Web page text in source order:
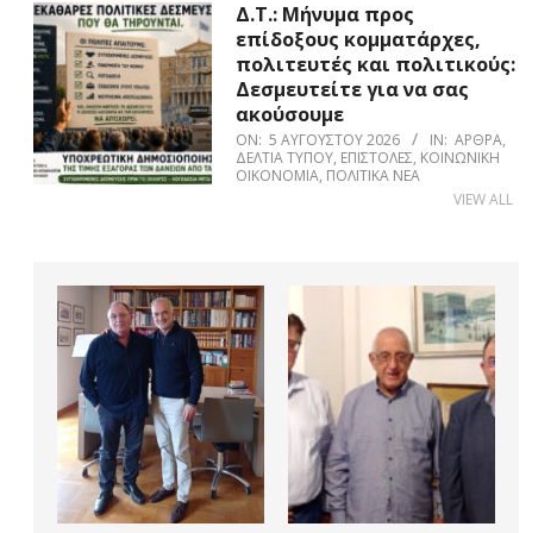
Δ.Τ.: Μήνυμα προς
επίδοξους κομματάρχες,
πολιτευτές και πολιτικούς:
Δεσμευτείτε για να σας
ακούσουμε
ON: 5 ΑΥΓΟΎΣΤΟΥ 2026 IN: ΆΡΘΡΑ,
ΔΕΛΤΊΑ ΤΎΠΟΥ, ΕΠΙΣΤΟΛΈΣ, ΚΟΙΝΩΝΙΚΉ
ΟΙΚΟΝΟΜΊΑ, ΠΟΛΙΤΙΚΆ ΝΈΑ
VIEW ALL